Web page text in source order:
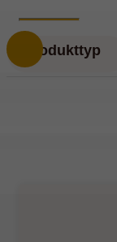
Produkttyp